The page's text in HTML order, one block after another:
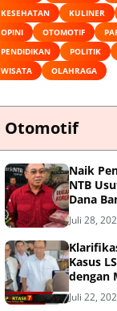
KESEHATAN
KULINER
OPINI
OTOMOTIF
PENDIDIKAN
POLITIK
WISATA
OLAHRAGA
Otomotif
Naik
NTB
Dana
untuk
Juli 28,
Kasus
dengan
Juli 22,